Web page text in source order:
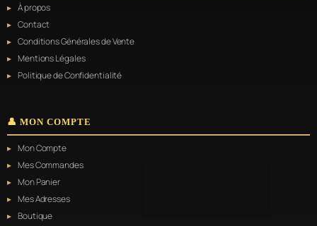
À propos
Contact
Conditions Générales de Vente
Mentions Légales
Politique de Confidentialité
👤 MON COMPTE
Mon Compte
Mes Commandes
Mon Panier
Mes Adresses
Boutique